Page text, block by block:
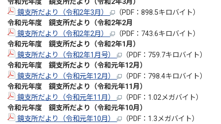
鏡支所だより（令和2年3月）
（PDF：898.5キロバイト）
令和元年度 鏡支所だより（令和2年2月
鏡支所だより（令和2年2月）
（PDF：743.6キロバイト）
令和元年度 鏡支所だより（令和2年1月）
鏡支所だより（令和2年1月号）
（PDF：759.7キロバイト）
令和元年度 鏡支所だより（令和元年12月）
鏡支所だより（令和元年12月）
（PDF：798.4キロバイト）
令和元年度 鏡支所だより（令和元年11月）
鏡支所だより（令和元年11月）
（PDF：1.02メガバイト）
令和元年度 鏡支所だより（令和元年10月）
鏡支所だより（令和元年10月）
（PDF：1.3メガバイト）